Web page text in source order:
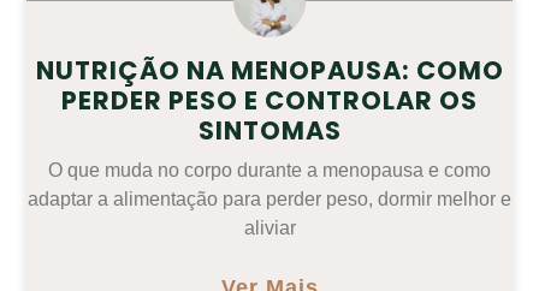
NUTRIÇÃO NA MENOPAUSA: COMO
PERDER PESO E CONTROLAR OS
SINTOMAS
O que muda no corpo durante a menopausa e como
adaptar a alimentação para perder peso, dormir melhor e
aliviar